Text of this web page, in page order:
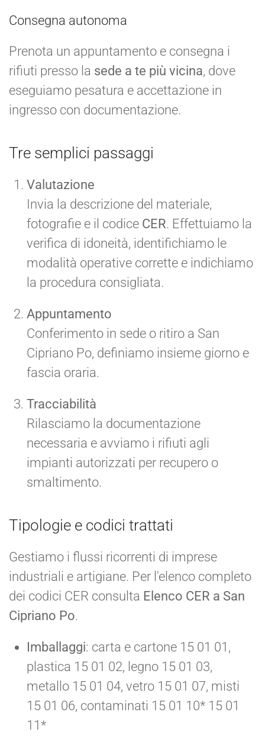
Consegna autonoma
Prenota un appuntamento e consegna i
rifiuti presso la sede a te più vicina, dove
eseguiamo pesatura e accettazione in
ingresso con documentazione.
Tre semplici passaggi
Valutazione
Invia la descrizione del materiale,
fotografie e il codice CER. Effettuiamo la
verifica di idoneità, identifichiamo le
modalità operative corrette e indichiamo
la procedura consigliata.
Appuntamento
Conferimento in sede o ritiro a San
Cipriano Po, definiamo insieme giorno e
fascia oraria.
Tracciabilità
Rilasciamo la documentazione
necessaria e avviamo i rifiuti agli
impianti autorizzati per recupero o
smaltimento.
Tipologie e codici trattati
Gestiamo i flussi ricorrenti di imprese
industriali e artigiane. Per l'elenco completo
dei codici CER consulta Elenco CER a San
Cipriano Po.
Imballaggi: carta e cartone 15 01 01,
plastica 15 01 02, legno 15 01 03,
metallo 15 01 04, vetro 15 01 07, misti
15 01 06, contaminati 15 01 10* 15 01
11*